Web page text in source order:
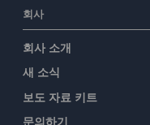
회사
회사 소개
새 소식
보도 자료 키트
문의하기